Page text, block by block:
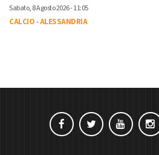
Sabato, 8 Agosto 2026 - 11:05
CALCIO-ALESSANDRIA